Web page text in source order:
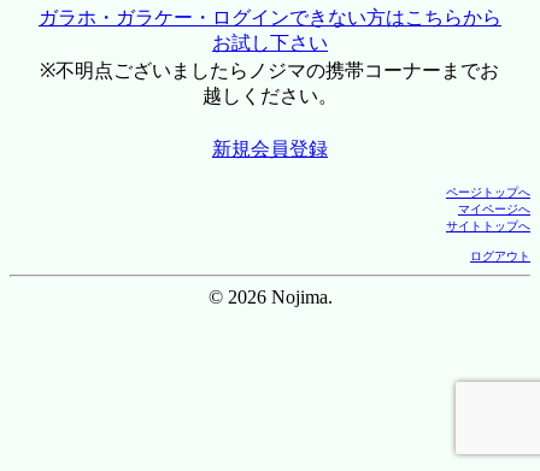
ガラホ・ガラケー・ログインできない方はこちらから
お試し下さい
※不明点ございましたらノジマの携帯コーナーまでお
越しください。
新規会員登録
ページトップへ
マイページへ
サイトトップへ
ログアウト
© 2026 Nojima.